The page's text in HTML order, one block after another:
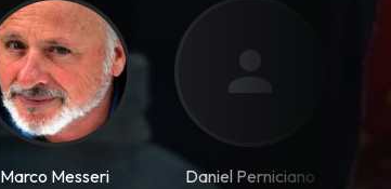
Marco Messeri Daniel Perniciano